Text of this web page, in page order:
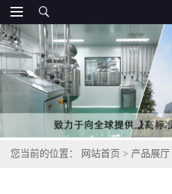
您当前的位置： 网站首页 > 产品展厅